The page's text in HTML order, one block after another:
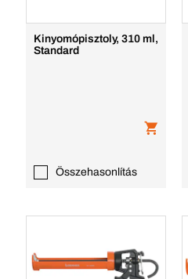
Kinyomópisztoly, 310 ml,
Standard
Összehasonlítás